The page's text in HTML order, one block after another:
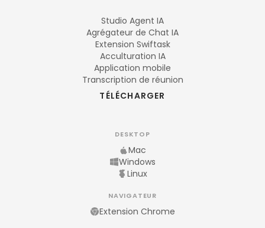
Studio Agent IA
Agrégateur de Chat IA
Extension Swiftask
Acculturation IA
Application mobile
Transcription de réunion
TÉLÉCHARGER
DESKTOP
Mac
Windows
Linux
NAVIGATEUR
Extension Chrome